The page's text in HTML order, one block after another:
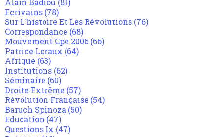
Alain Badiou (81)
Ecrivains (78)
Sur L'histoire Et Les Révolutions (76)
Correspondance (68)
Mouvement Cpe 2006 (66)
Patrice Loraux (64)
Afrique (63)
Institutions (62)
Séminaire (60)
Droite Extrême (57)
Révolution Française (54)
Baruch Spinoza (50)
Education (47)
Questions Ix (47)